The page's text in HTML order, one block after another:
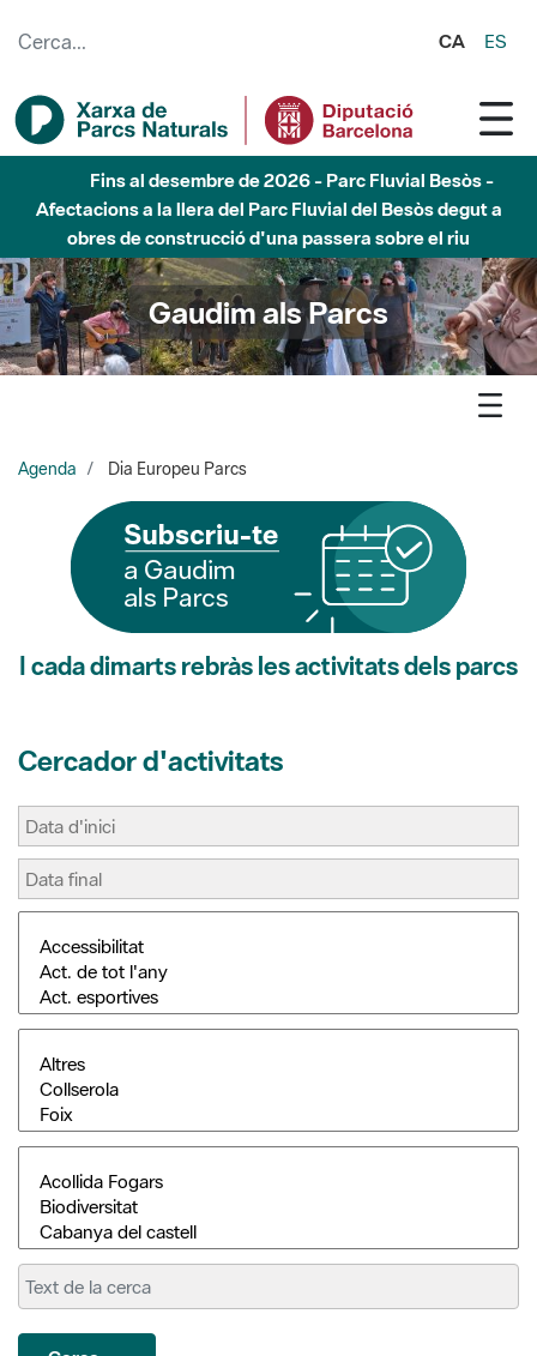
CA ES
Fins al desembre de 2026 - Parc Fluvial Besòs -
Afectacions a la llera del Parc Fluvial del Besòs degut a
obres de construcció d'una passera sobre el riu
Gaudim als Parcs
Agenda Dia Europeu Parcs
I cada dimarts rebràs les activitats dels parcs
Cercador d'activitats